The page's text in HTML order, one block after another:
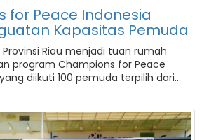
for Peace Indonesia
Kapasitas Pemuda
Riau menjadi tuan rumah
program Champions for Peace
diikuti 100 pemuda terpilih dari...